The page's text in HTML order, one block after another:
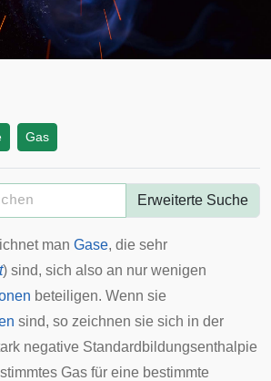
Gas
Erweiterte Suche
man Gase, die sehr
) sind, sich also an nur wenigen
beteiligen. Wenn sie
sind, so zeichnen sie sich in der
negative Standardbildungsenthalpie
Gas für eine bestimmte